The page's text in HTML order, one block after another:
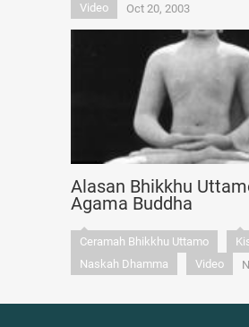
Video
Oct 20, 2003
Alasan Bhikkhu
Agama Buddha
Ceramah Bhikkhu Uttamo
Naskah Dhamma
Video